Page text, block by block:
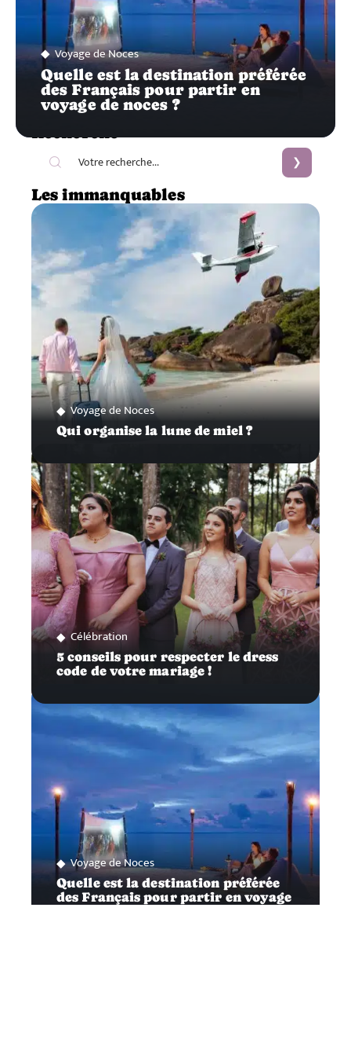
Voyage de Noces
Quelle est la destination préférée
des Français pour partir en
voyage de noces ?
Recherche
Les immanquables
Voyage de Noces
Qui organise la lune de miel ?
Célébration
5 conseils pour respecter le dress
code de votre mariage !
Voyage de Noces
Quelle est la destination préférée
des Français pour partir en voyage